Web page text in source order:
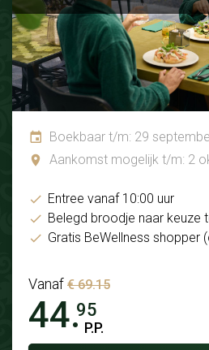
Boekbaar t/m: 29
Aankomst mogelijk t/m: 2
Entree vanaf 10:00 uur
Belegd broodje naar keuze
Gratis BeWellness shopper
Vanaf € 69.15
44.95
P.P.